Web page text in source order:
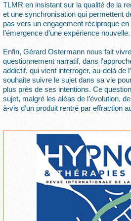
TLMR en insistant sur la qualité de la
et une synchronisation qui permettent
pas vers un engagement réciproque
l’émergence d’une expérience nouvelle.
Enfin, Gérard Ostermann nous fait
questionnement narratif, dans
addictif, qui vient interroger, au-delà de
souhaite suivre le sujet dans sa vie
plus près de ses intentions. Ce
sujet, malgré les aléas de l’évolution,
à-vis d’un produit rentré par effraction